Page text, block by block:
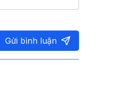
Gửi bình luận